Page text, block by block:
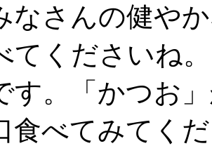
なさんの健や
てくださいね
す。「かつお
食べてみてく